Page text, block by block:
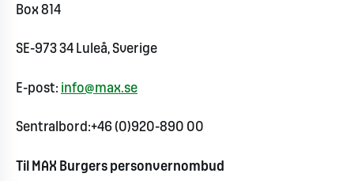
Box 814
SE-973 34 Luleå, Sverige
E-post: info@max.se
Sentralbord:+46 (0)920-890 00
Til MAX Burgers personvernombud